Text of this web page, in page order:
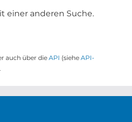
einer anderen Suche.
auch über die API (siehe API-